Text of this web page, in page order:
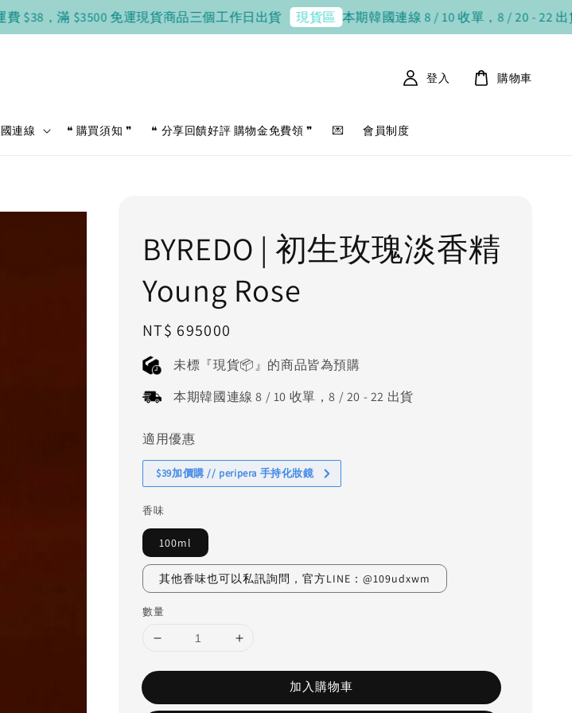
，滿 $3500 免運現貨商品三個工作日出貨 現貨區 本期韓國連線 8 / 10 收單，8 / 20 - 22 出貨7-11
連線 ❝ 購買須知 ❞ ❝ 分享回饋好評 購物金免費領 ❞ 💌 會員制度
登入 購物車
BYREDO | 初生玫瑰淡香精
Young Rose
Regular
price
NT$ 695000
未標『現貨📦』的商品皆為預購
本期韓國連線 8 / 10 收單，8 / 20 - 22 出貨
適用優惠
$39加價購 // peripera 手持化妝鏡
香味
100ml
其他香味也可以私訊詢問，官方LINE：@109udxwm
數量
加入購物車